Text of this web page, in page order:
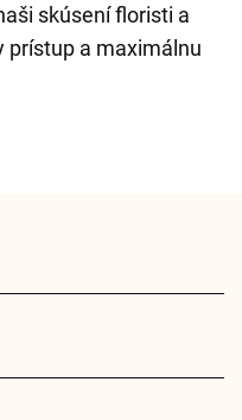
skúsení floristi a
prístup a maximálnu